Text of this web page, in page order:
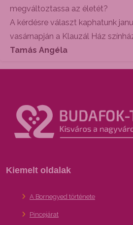
megváltoztassa az életét?
A kérdésre választ kaphatunk
vasárnapján a Klauzál Ház
Tamás Angéla
Kiemelt oldalak
A Bornegyed története
Pincejárat